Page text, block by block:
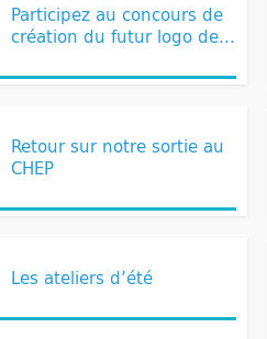
Participez au concours de
création du futur logo de...
Retour sur notre sortie au
CHEP
Les ateliers d’été